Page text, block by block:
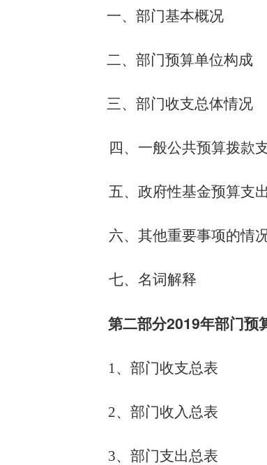
一、部门基本概况
二、部门预算单位构成
三、部门收支总体情况
四、一般公共预算拨款
五、政府性基金预算支出
六、其他重要事项的情
七、名词解释
第二部分2019年部门预
1、部门收支总表
2、部门收入总表
3、部门支出总表